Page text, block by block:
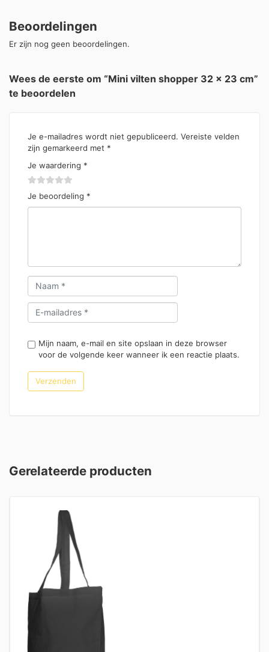
Beoordelingen
Er zijn nog geen beoordelingen.
Wees de eerste om “Mini vilten shopper 32 x 23 cm”
te beoordelen
Je e-mailadres wordt niet gepubliceerd. Vereiste velden
zijn gemarkeerd met *
Je waardering *
Je beoordeling *
Mijn naam, e-mail en site opslaan in deze browser
voor de volgende keer wanneer ik een reactie plaats.
Gerelateerde producten